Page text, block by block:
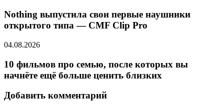
Nothing выпустила свои первые наушники
открытого типа — CMF Clip Pro
04.08.2026
10 фильмов про семью, после которых вы
начнёте ещё больше ценить близких
Добавить комментарий